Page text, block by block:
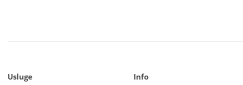
Usluge
Info